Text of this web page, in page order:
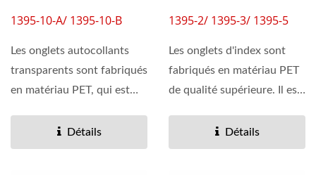
1395-10-A/ 1395-10-B
Les onglets autocollants
transparents sont fabriqués
en matériau PET, qui est
Détails
1395-2/ 1395-3/ 1395-5
Les onglets d'index sont
fabriqués en matériau PET
de qualité supérieure. Il est
Détails